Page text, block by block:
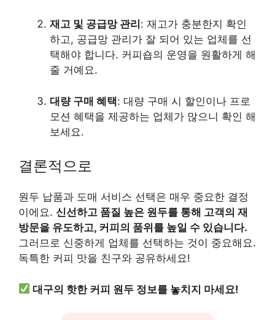
재고 및 공급망 관리 : 재고가 충분한지 확인
하고, 공급망 관리가 잘 되어 있는 업체를 선
택해야 합니다. 커피숍의 운영을 원활하게 해
줄 거예요.
대량 구매 혜택: 대량 구매 시 할인이나 프로
모션 혜택을 제공하는 업체가 많으니 확인 해
보세요.
결론적으로
원두 납품과 도매 서비스 선택은 매우 중요한 결정
이에요. 신선하고 품질 높은 원두를 통해 고객의 재
방문을 유도하고, 커피의 품위를 높일 수 있습니다.
그러므로 신중하게 업체를 선택하는 것이 중요해요.
독특한 커피 맛을 친구와 공유하세요!
대구의 핫한 커피 원두 정보를 놓치지 마세요!